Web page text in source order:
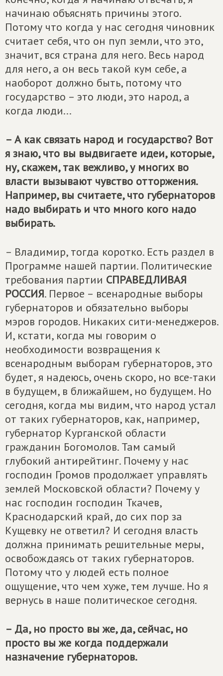
начинаю объяснять причины этого.
Потому что когда у нас сегодня чиновник
считает себя, что он пуп земли, что это,
значит, вся страна для него. Весь народ
для него, а он весь такой кум себе, а
наоборот должно быть, потому что
государство – это люди, это народ, а
когда люди...
– А как связать народ и государство? Вот
я знаю, что вы выдвигаете идеи, которые,
ну, скажем, так вежливо, у многих во
власти вызывают чувство отторжения.
Например, вы считаете, что губернаторов
надо выбирать и что много кого надо
выбирать.
– Владимир, тогда коротко. Есть раздел в
Программе нашей партии. Политические
требования партии СПРАВЕДЛИВАЯ
РОССИЯ. Первое – всенародные выборы
губернаторов и обязательно выборы
мэров городов. Никаких сити-менеджеров.
И, кстати, когда мы говорим о
необходимости возвращения к
всенародным выборам губернаторов, это
будет, я надеюсь, очень скоро, но все-таки
в будущем, в ближайшем, но будущем. Но
сегодня, когда мы видим, что народ устал
от таких губернаторов, как, например,
губернатор Курганской области
гражданин Богомолов. Там самый
глубокий антирейтинг. Почему у нас
господин Громов продолжает управлять
землей Московской области? Почему у
нас господин господин Ткачев,
Краснодарский край, до сих пор за
Кущевку не ответил? И сегодня власть
должна принимать решительные меры,
освобождаясь от таких губернаторов.
Потому что у людей есть полное
ощущение, что чем хуже, тем лучше. Но я
вернусь в наше политическое сегодня.
– Да, но просто вы же, да, сейчас, но
просто вы же когда поддержали
назначение губернаторов.